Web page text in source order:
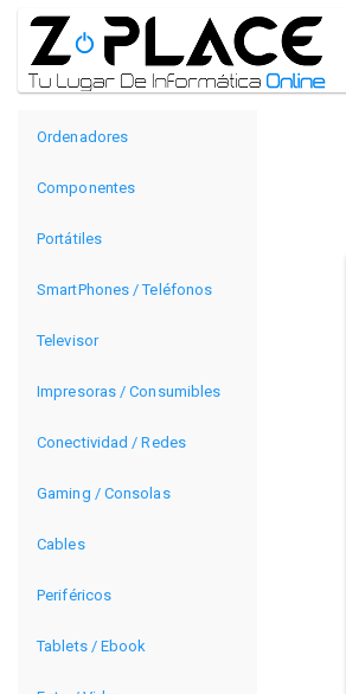
Ordenadores
Componentes
Portátiles
SmartPhones / Teléfonos
Televisor
Impresoras / Consumibles
Conectividad / Redes
Gaming / Consolas
Cables
Periféricos
Tablets / Ebook